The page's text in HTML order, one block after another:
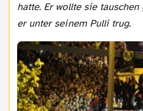
hatte. Er wollte sie
er unter seinem Pulli trug.